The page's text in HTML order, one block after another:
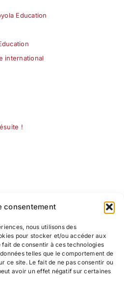
consentement
nous utilisons des
pour stocker et/ou accéder aux
de consentir à ces technologies
telles que le comportement de
ce site. Le fait de ne pas consentir ou
avoir un effet négatif sur certaines
Education
international
!
– Ignatien